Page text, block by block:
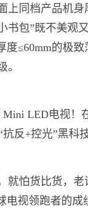
上同档产品机身
书包”既不美观
度≤60mm的极致
。
就怕货比货，老
电视领跑者的成